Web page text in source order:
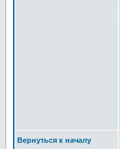
Вернуться к началу